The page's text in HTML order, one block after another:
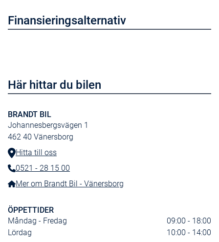
Finansieringsalternativ
Här hittar du bilen
BRANDT BIL
Johannesbergsvägen 1
462 40 Vänersborg
Hitta till oss
Telefonnummer:
0521 - 28 15 00
Mer om Brandt Bil - Vänersborg
ÖPPETTIDER
Måndag - Fredag
09:00 - 18:00
Lördag
10:00 - 14:00